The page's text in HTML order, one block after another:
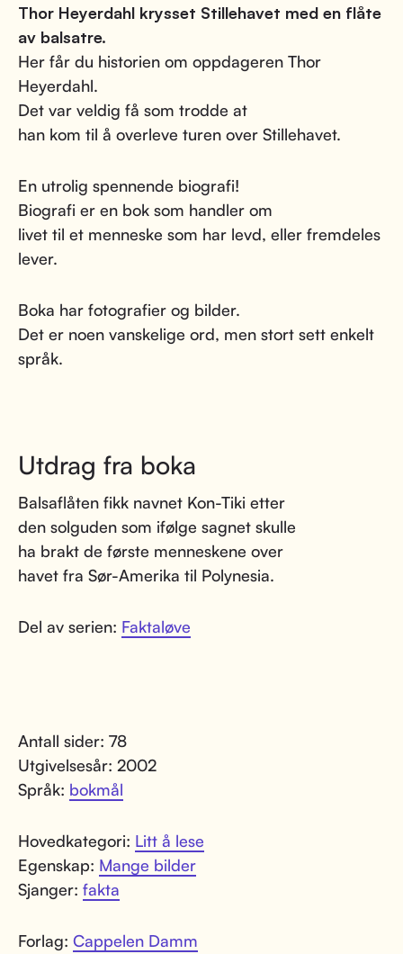
Thor Heyerdahl krysset Stillehavet med en flåte
av balsatre.
Her får du historien om oppdageren Thor
Heyerdahl.
Det var veldig få som trodde at
han kom til å overleve turen over Stillehavet.
En utrolig spennende biografi!
Biografi er en bok som handler om
livet til et menneske som har levd, eller fremdeles
lever.
Boka har fotografier og bilder.
Det er noen vanskelige ord, men stort sett enkelt
språk.
Utdrag fra boka
Balsaflåten fikk navnet Kon-Tiki etter
den solguden som ifølge sagnet skulle
ha brakt de første menneskene over
havet fra Sør-Amerika til Polynesia.
Del av serien: Faktaløve
Antall sider: 78
Utgivelsesår: 2002
Språk: bokmål
Hovedkategori: Litt å lese
Egenskap: Mange bilder
Sjanger: fakta
Forlag: Cappelen Damm